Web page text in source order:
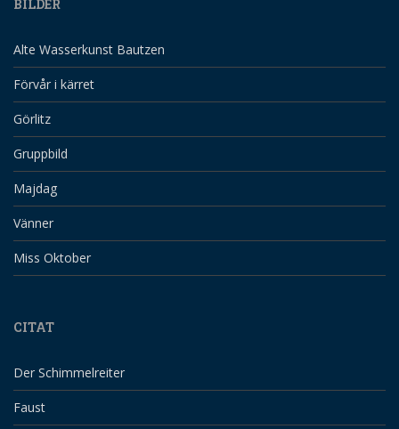
BILDER
Alte Wasserkunst Bautzen
Förvår i kärret
Görlitz
Gruppbild
Majdag
Vänner
Miss Oktober
CITAT
Der Schimmelreiter
Faust